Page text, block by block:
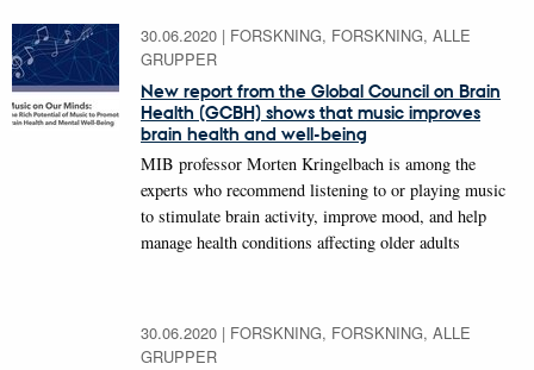
30.06.2020 | FORSKNING, FORSKNING, ALLE
GRUPPER
New report from the Global Council on Brain
Health (GCBH) shows that music improves
brain health and well-being
MIB professor Morten Kringelbach is among the
experts who recommend listening to or playing music
to stimulate brain activity, improve mood, and help
manage health conditions affecting older adults
30.06.2020 | FORSKNING, FORSKNING, ALLE
GRUPPER